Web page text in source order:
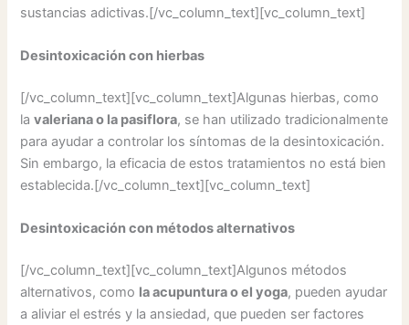
sustancias adictivas.[/vc_column_text][vc_column_text]
Desintoxicación con hierbas
[/vc_column_text][vc_column_text]Algunas hierbas, como
lavaleriana o la pasiflora, se han utilizado tradicionalmente
para ayudar a controlar los síntomas de la desintoxicación.
Sin embargo, la eficacia de estos tratamientos no está bien
establecida.[/vc_column_text][vc_column_text]
Desintoxicación con métodos alternativos
[/vc_column_text][vc_column_text]Algunos métodos
alternativos, como la acupuntura o el yoga, pueden ayudar
a aliviar el estrés y la ansiedad, que pueden ser factores